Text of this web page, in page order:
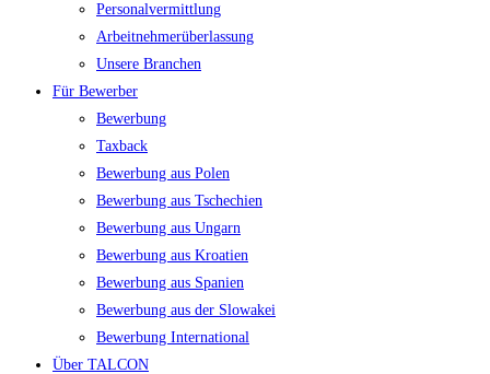
Personalvermittlung
Arbeitnehmerüberlassung
Unsere Branchen
Für Bewerber
Bewerbung
Taxback
Bewerbung aus Polen
Bewerbung aus Tschechien
Bewerbung aus Ungarn
Bewerbung aus Kroatien
Bewerbung aus Spanien
Bewerbung aus der Slowakei
Bewerbung International
Über TALCON